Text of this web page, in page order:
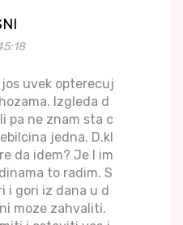
uvek opterecuj
Izgleda d
pa ne znam sta c
jedna. D.kl
da idem? Je l im
to radim. S
i gori iz dana u d
moze zahvaliti.